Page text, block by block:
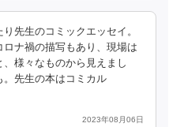
先生のコミックエッセイ。
ナ禍の描写もあり、現場は
様々なものから見えまし
。先生の本はコミカル
2023年08月06日